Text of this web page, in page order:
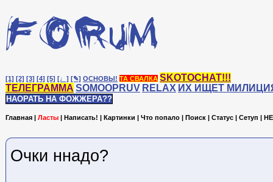
[1] [2] [3] [4] [5] [♩] [✎] ОСНОВЫ! ТА СВАЛКА SKOTOCHAT!!!
ТЕЛЕГРАММА SOMOOPRUV RELAX ИХ ИЩЕТ
НАОРАТЬ НА ФОЖЖЕРА??
Главная | Ласты | Написать! | Картинки | Что попало | Поиск | Статус | Сетуп |
Очки ннадо?